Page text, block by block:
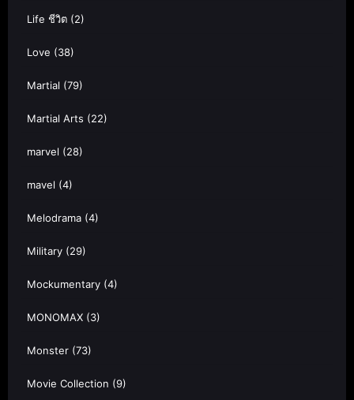
Life ชีวิต (2)
Love (38)
Martial (79)
Martial Arts (22)
marvel (28)
mavel (4)
Melodrama (4)
Military (29)
Mockumentary (4)
MONOMAX (3)
Monster (73)
Movie Collection (9)